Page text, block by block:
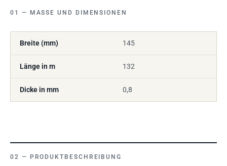
MASSE UND DIMENSIONEN
Breite (mm) 145
Länge in m 132
Dicke in mm 0,8
PRODUKTBESCHREIBUNG